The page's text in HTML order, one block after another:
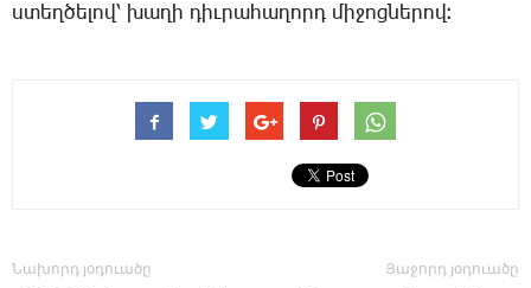
ստեղ­ծե­լով՝ խա­ղի դիւ­րա­հա­ղորդ մի­ջոց­նե­րով։
Նախորդ յօդուածը Յաջորդ յօդուածը